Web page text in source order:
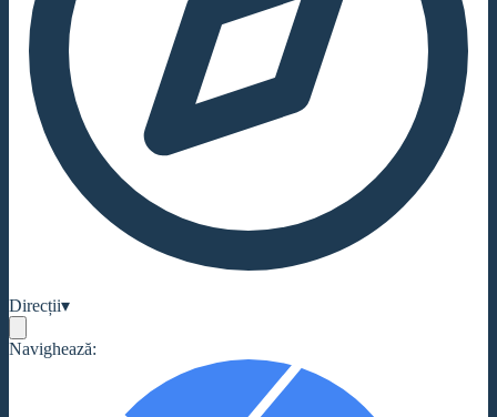
Direcții▾
Navighează: